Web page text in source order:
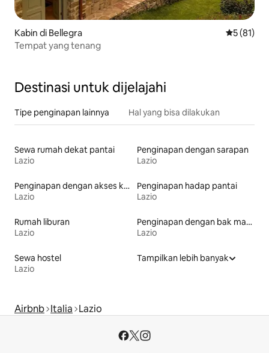
Kabin di Bellegra Nilai rata-
5 (81)
Tempat yang tenang
Destinasi untuk dijelajahi
Tipe penginapan lainnya Hal yang bisa dilakukan
Sewa rumah dekat pantai
Lazio
Penginapan dengan sarapan
Lazio
Penginapan dengan akses ke pantai
Lazio
Penginapan hadap pantai
Lazio
Rumah liburan
Lazio
Penginapan dengan bak mandi air panas
Lazio
Sewa hostel
Lazio
Tampilkan lebih banyak
Airbnb Italia Lazio